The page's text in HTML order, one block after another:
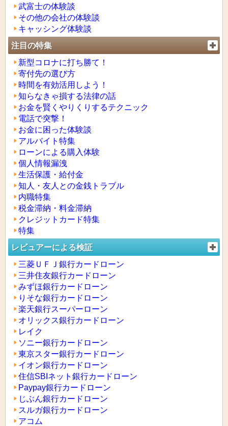
武富士の体験談
その他の会社の体験談
キャッシング体験談
注目の特集
新型コロナに打ち勝て！
寄付先の選び方
時間を有効活用しよう！
知らなきゃ損する法律の話
お金を賢くやりくりするテクニック
電話で突撃！
お金に困った体験談
アルバイト特集
ローンによる購入体験
個人情報漏洩
生活保護・給付金
知人・友人との金銭トラブル
内職特集
税金滞納・料金滞納
クレジットカード特集
特集
レビュアーによる検証
三菱ＵＦＪ銀行カードローン
三井住友銀行カードローン
みずほ銀行カードローン
りそな銀行カードローン
楽天銀行スーパーローン
オリックス銀行カードローン
レイク
ソニー銀行カードローン
東京スター銀行カードローン
イオン銀行カードローン
住信SBIネット銀行カードローン
Paypay銀行カードローン
じぶん銀行カードローン
スルガ銀行カードローン
アコム